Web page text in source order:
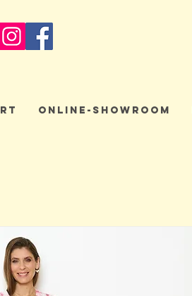
Online-Showroom